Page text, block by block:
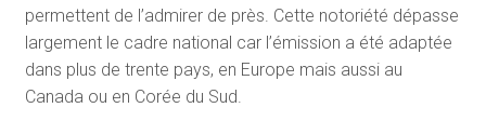
permettent de l’admirer de près. Cette notoriété dépasse
largement le cadre national car l’émission a été adaptée
dans plus de trente pays, en Europe mais aussi au
Canada ou en Corée du Sud.